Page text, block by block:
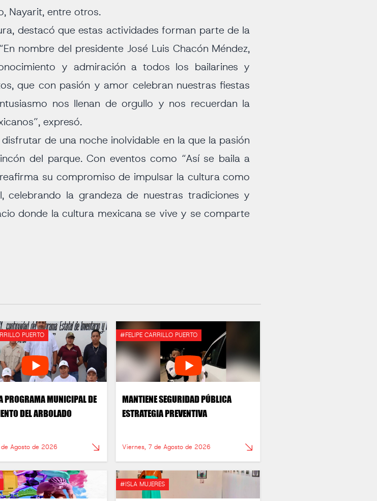
Nayarit, entre otros.
destacó que estas actividades forman parte de la
nombre del presidente José Luis Chacón Méndez,
y admiración a todos los bailarines y
que con pasión y amor celebran nuestras fiestas
nos llenan de orgullo y nos recuerdan la
expresó.
de una noche inolvidable en la que la pasión
del parque. Con eventos como “Así se baila a
su compromiso de impulsar la cultura como
celebrando la grandeza de nuestras tradiciones y
donde la cultura mexicana se vive y se comparte
PUERTO
PROGRAMA MUNICIPAL DE
DEL ARBOLADO
Agosto de 2026
#FELIPE CARRILLO PUERTO
MANTIENE SEGURIDAD PÚBLICA
ESTRATEGIA PREVENTIVA
Viernes, 7 de Agosto de 2026
#ISLA MUJERES